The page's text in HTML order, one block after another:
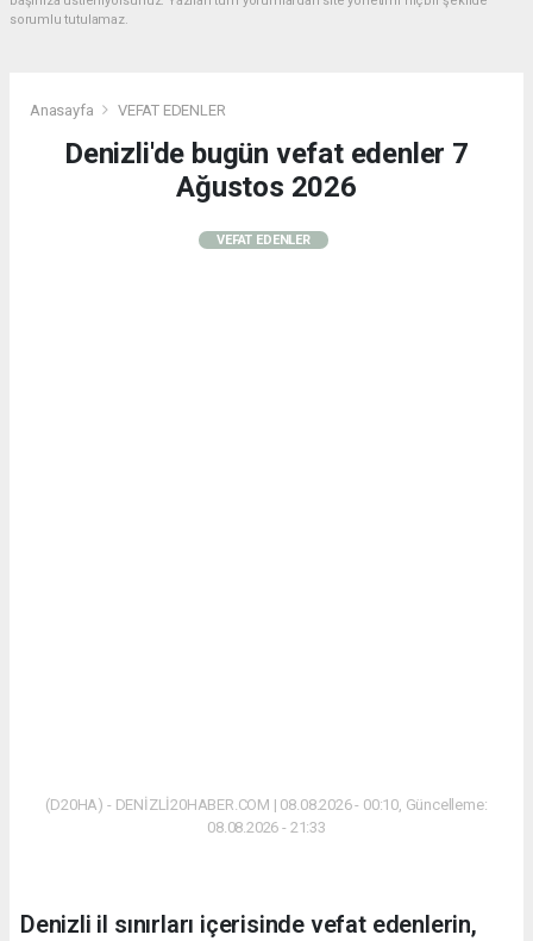
sorumlu tutulamaz.
Anasayfa VEFAT EDENLER
Denizli'de bugün vefat edenler 7
Ağustos 2026
VEFAT EDENLER
(D20HA) - DENİZLİ20HABER.COM | 08.08.2026 - 00:10, Güncelleme:
08.08.2026 - 21:33
Denizli il sınırları içerisinde vefat edenlerin,